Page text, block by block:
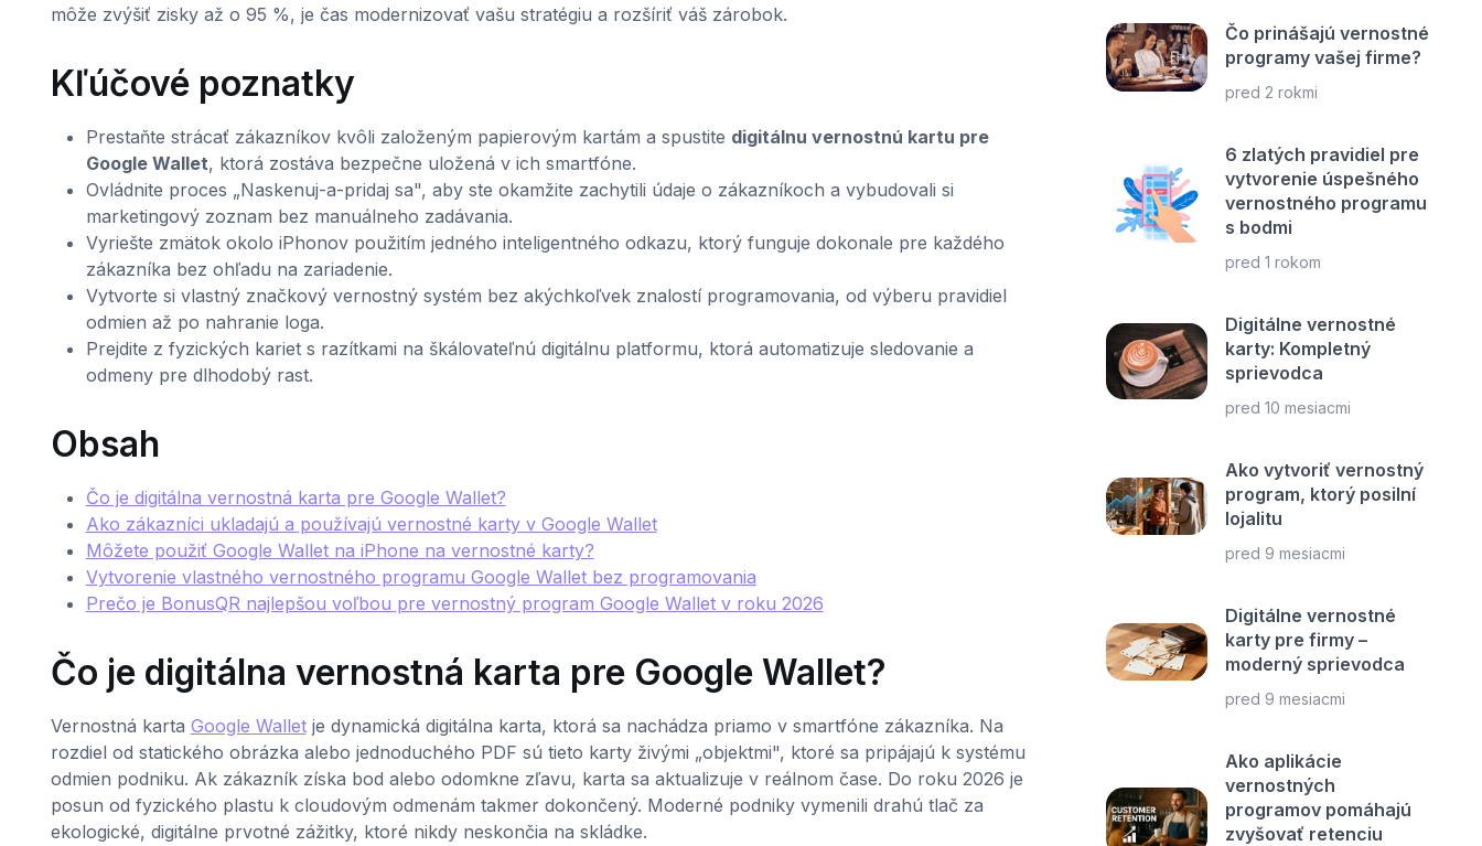
môže zvýšiť zisky až o 95 %, je čas modernizovať vašu stratégiu a rozšíriť váš zárobok.
Kľúčové poznatky
Prestaňte strácať zákazníkov kvôli založeným papierovým kartám a spustite digitálnu vernostnú kartu pre
Google Wallet, ktorá zostáva bezpečne uložená v ich smartfóne.
Ovládnite proces „Naskenuj-a-pridaj sa", aby ste okamžite zachytili údaje o zákazníkoch a vybudovali si
marketingový zoznam bez manuálneho zadávania.
Vyriešte zmätok okolo iPhonov použitím jedného inteligentného odkazu, ktorý funguje dokonale pre každého
zákazníka bez ohľadu na zariadenie.
Vytvorte si vlastný značkový vernostný systém bez akýchkoľvek znalostí programovania, od výberu pravidiel
odmien až po nahranie loga.
Prejdite z fyzických kariet s razítkami na škálovateľnú digitálnu platformu, ktorá automatizuje sledovanie a
odmeny pre dlhodobý rast.
Obsah
Čo je digitálna vernostná karta pre Google Wallet?
Ako zákazníci ukladajú a používajú vernostné karty v Google Wallet
Môžete použiť Google Wallet na iPhone na vernostné karty?
Vytvorenie vlastného vernostného programu Google Wallet bez programovania
Prečo je BonusQR najlepšou voľbou pre vernostný program Google Wallet v roku 2026
Čo je digitálna vernostná karta pre Google Wallet?
Vernostná karta Google Walletje dynamická digitálna karta, ktorá sa nachádza priamo v smartfóne zákazníka. Na
rozdiel od statického obrázka alebo jednoduchého PDF sú tieto karty živými „objektmi", ktoré sa pripájajú k systému
odmien podniku. Ak zákazník získa bod alebo odomkne zľavu, karta sa aktualizuje v reálnom čase. Do roku 2026 je
posun od fyzického plastu k cloudovým odmenám takmer dokončený. Moderné podniky vymenili drahú tlač za
ekologické, digitálne prvotné zážitky, ktoré nikdy neskončia na skládke.
Čo prinášajú vernostné
programy vašej firme?
pred 2 rokmi
6 zlatých pravidiel pre
vytvorenie úspešného
vernostného programu
s bodmi
pred 1 rokom
Digitálne vernostné
karty: Kompletný
sprievodca
pred 10 mesiacmi
Ako vytvoriť vernostný
program, ktorý posilní
lojalitu
pred 9 mesiacmi
Digitálne vernostné
karty pre firmy –
moderný sprievodca
pred 9 mesiacmi
Ako aplikácie
vernostných
programov pomáhajú
zvyšovať retenciu